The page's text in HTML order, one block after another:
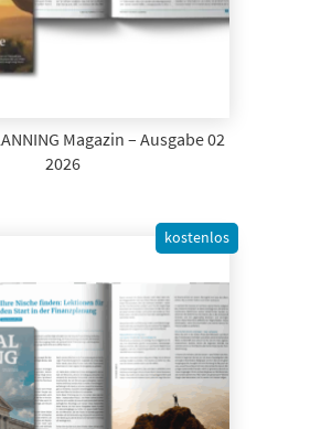
Magazin – Ausgabe 02
2026
kostenlos